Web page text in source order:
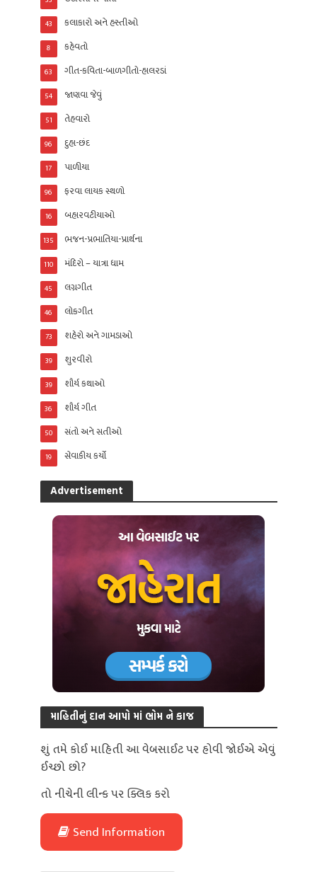
કલાકારો અને હસ્તીઓ
43
કહેવતો
8
ગીત-કવિતા-બાળગીતો-હાલરડાં
63
જાણવા જેવું
54
તેહવારો
51
દુહા-છંદ
96
પાળીયા
17
ફરવા લાયક સ્થળો
96
બહારવટીયાઓ
16
ભજન-પ્રભાતિયા-પ્રાર્થના
135
મંદિરો – યાત્રા ધામ
110
લગ્નગીત
45
લોકગીત
46
શહેરો અને ગામડાઓ
73
શુરવીરો
39
શૌર્ય કથાઓ
39
શૌર્ય ગીત
36
સંતો અને સતીઓ
50
સેવાકીય કર્યો
19
Advertisement
માહિતીનું દાન આપો માં ભોમ ને કાજ
શું તમે કોઈ માહિતી આ વેબસાઈટ પર હોવી જોઈએ એવું
ઈચ્છો છો?
તો નીચેની લીન્ક પર ક્લિક કરો
Send Information